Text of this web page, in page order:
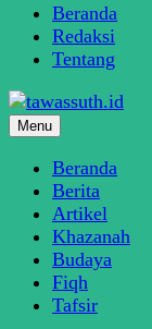
Beranda
Redaksi
Tentang
SINDIKASI
Menu
Beranda
Berita
Artikel
Khazanah
Budaya
Fiqh
Tafsir